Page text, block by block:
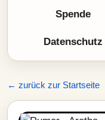
Spende
Datenschutz
← zurück zur Startseite